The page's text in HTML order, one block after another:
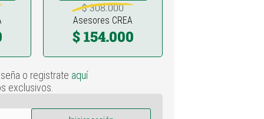
$ 308.000
Asesores CREA
$ 154.000
o registrate aquí
exclusivos.